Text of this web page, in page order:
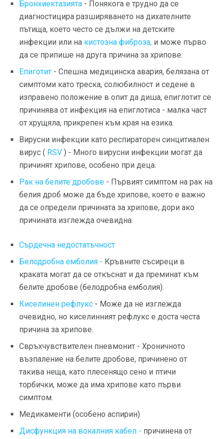
Бронхиектазията - Понякога е трудно да се
диагностицира разширяването на дихателните
пътища, което често се дължи на детските
инфекции или на кистозна фиброза, и може първо
да се припише на друга причина за хрипове.
Епиготит - Спешна медицинска авария, белязана от
симптоми като треска, солюбилност и седене в
изправено положение в опит да диша, епиглотит се
причинява от инфекция на епиглотиса - малка част
от хрущяла, прикрепен към края на езика.
Вирусни инфекции като респираторен синцитиален
вирус ( RSV ) - Много вирусни инфекции могат да
причинят хрипове, особено при деца.
Рак на белите дробове - Първият симптом на рак на
белия дроб може да бъде хрипове, което е важно
да се определи причината за хрипове, дори ако
причината изглежда очевидна.
Сърдечна недостатъчност
Белодробна емболия - Кръвните съсиреци в
краката могат да се откъснат и да преминат към
белите дробове (белодробна емболия).
Киселинен рефлукс - Може да не изглежда
очевидно, но киселинният рефлукс е доста честа
причина за хрипове.
Свръхчувствителен пневмонит - Хроничното
възпаление на белите дробове, причинено от
такива неща, като плесенящо сено и птичи
торбички, може да има хрипове като първи
симптом.
Медикаменти (особено аспирин)
Дисфункция на вокалния кабел - причинена от